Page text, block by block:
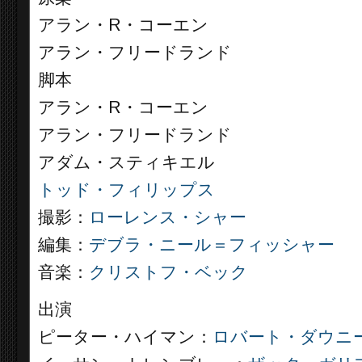
アラン・R・コーエン
アラン・フリードランド
脚本
アラン・R・コーエン
アラン・フリードランド
アダム・スティキエル
トッド・フィリップス
撮影： ローレンス・シャー
編集： デブラ・ニール＝フィッシャー
音楽： クリストフ・ベック
出演
ピーター・ハイマン： ロバート・ダウニ